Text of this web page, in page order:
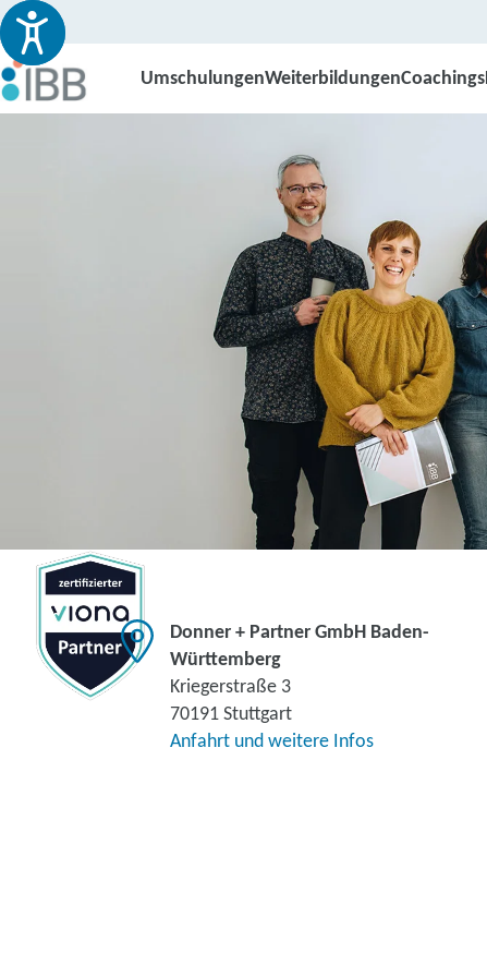
UmschulungenWeiterbildungenCoachings
Donner + Partner GmbH Baden-
Württemberg
Kriegerstraße 3
70191 Stuttgart
Anfahrt und weitere Infos